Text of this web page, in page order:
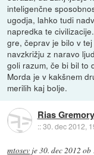
inteligenčne
ugodja, lahko tudi
napredka te
gre, čeprav je bilo v
navzkrižju z naravo
goli razum, če bi bil to
Morda je v kakšnem
merilih kaj bolje.
Rias Gremory
::30. dec 2012,
mtosev je30. dec 2012